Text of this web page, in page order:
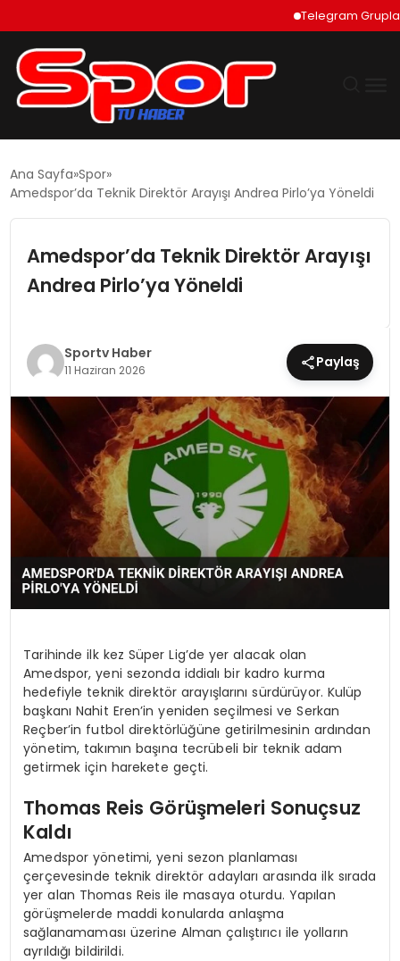
Telegram Grupları
EKONOMI
TEKNOLOJI
EĞITIM
MAGAZIN
SPOR
YAŞAM
Ana Sayfa Spor
Amedspor’da Teknik Direktör Arayışı Andrea Pirlo’ya Yöneldi
Amedspor’da Teknik Direktör Arayışı
Andrea Pirlo’ya Yöneldi
Sportv Haber
11 Haziran 2026 Paylaş
Tarihinde ilk kez Süper Lig’de yer alacak olan
Amedspor, yeni sezonda iddialı bir kadro kurma
hedefiyle teknik direktör arayışlarını sürdürüyor. Kulüp
başkanı Nahit Eren’in yeniden seçilmesi ve Serkan
Reçber’in futbol direktörlüğüne getirilmesinin ardından
yönetim, takımın başına tecrübeli bir teknik adam
getirmek için harekete geçti.
Thomas Reis Görüşmeleri Sonuçsuz
Kaldı
Amedspor yönetimi, yeni sezon planlaması
çerçevesinde teknik direktör adayları arasında ilk sırada
yer alan Thomas Reis ile masaya oturdu. Yapılan
görüşmelerde maddi konularda anlaşma
sağlanamaması üzerine Alman çalıştırıcı ile yolların
ayrıldığı bildirildi.